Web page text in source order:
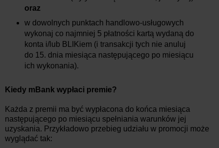
oraz
w dowolnych punktach handlowo-usługowych
wykonaj co najmniej 5 płatności kartą wydaną do
konta i/lub BLIKiem (i transakcji tych nie anuluj
do 15. dnia miesiąca następującego po miesiącu
ich wykonania).
Kiedy mBank wypłaci premie?
Każda z premii ma być wypłacona do końca miesiąca
następującego po miesiącu spełniania warunków jej
uzyskania. Przykładowo przebieg udziału w promocji może
wyglądać tak: